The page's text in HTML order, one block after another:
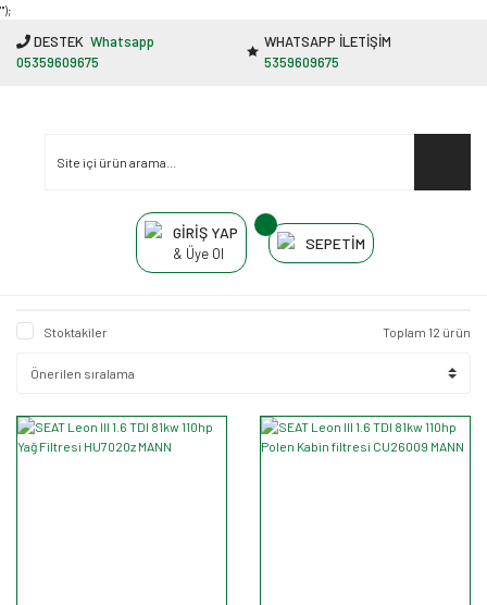
"');
DESTEK Whatsapp
05359609675
WHATSAPP İLETİŞİM
5359609675
GİRİŞ YAP
& Üye Ol
SEPETİM
Stoktakiler Toplam 12 ürün